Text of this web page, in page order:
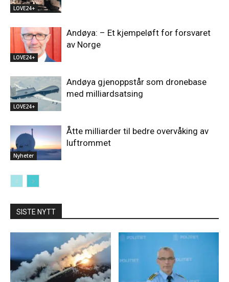
LOVE24+
LOVE24+
Andøya: – Et kjempeløft for forsvaret
av Norge
LOVE24+
Andøya gjenoppstår som dronebase
med milliardsatsing
Nyheter
Åtte milliarder til bedre overvåking av
luftrommet
SISTE NYTT